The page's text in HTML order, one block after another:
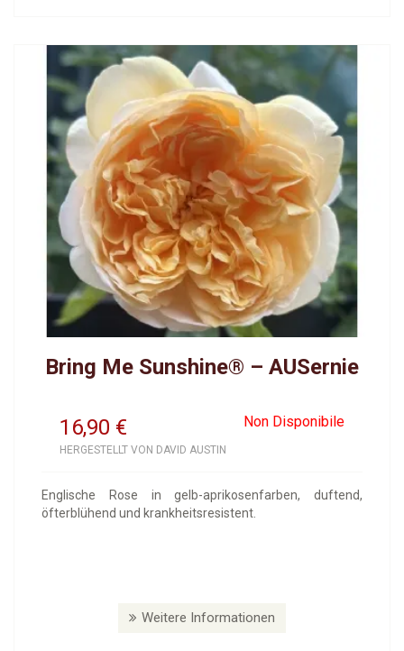
Bring Me Sunshine® – AUSernie
16,90 Non Disponibile
€
HERGESTELLT VON DAVID AUSTIN
Englische Rose in gelb-aprikosenfarben, duftend,
öfterblühend und krankheitsresistent.
Weitere Informationen